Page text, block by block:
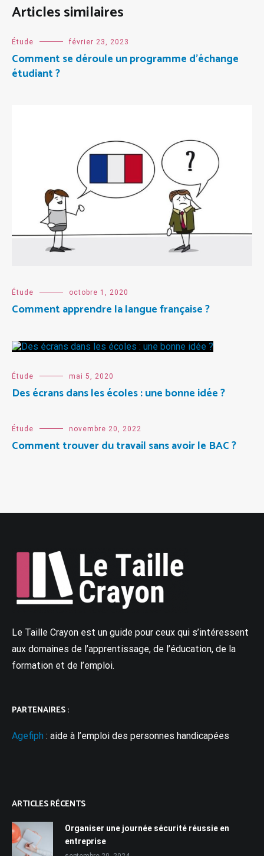
Articles similaires
Étude février 23, 2023
Comment se déroule un programme d’échange
étudiant ?
Étude octobre 1, 2020
Comment apprendre la langue française ?
Étude mai 5, 2020
Des écrans dans les écoles : une bonne idée ?
Étude novembre 20, 2022
Comment trouver du travail sans avoir le BAC ?
Le Taille Crayon est un guide pour ceux qui s’intéressent
aux domaines de l’apprentissage, de l’éducation, de la
formation et de l’emploi.
PARTENAIRES :
Agefiph : aide à l’emploi des personnes handicapées
ARTICLES RÉCENTS
Organiser une journée sécurité réussie en
entreprise